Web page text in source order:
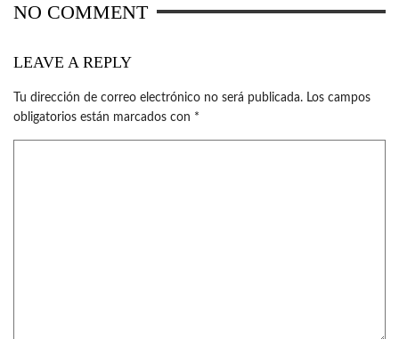
NO COMMENT
LEAVE A REPLY
Tu dirección de correo electrónico no será publicada. Los campos
obligatorios están marcados con *